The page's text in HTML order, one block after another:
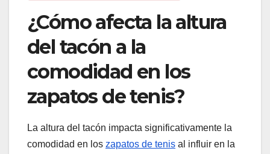
¿Cómo afecta la altura
del tacón a la
comodidad en los
zapatos de tenis?
La altura del tacón impacta significativamente la
comodidad en los zapatos de tenis al influir en la